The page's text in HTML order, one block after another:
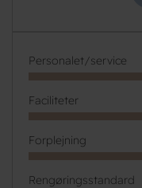
Personalet/service
Faciliteter
Forplejning
Rengøringsstandard